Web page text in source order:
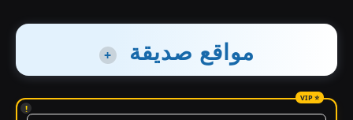
مواقع صديقة +
!